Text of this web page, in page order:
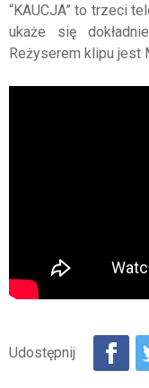
“KAUCJA” to trzeci
ukaże się
Reżyserem klipu jest